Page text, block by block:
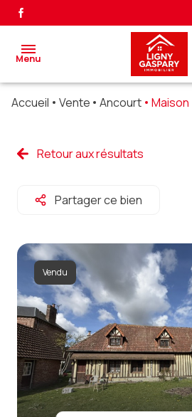
Menu
ventes
vendus
partenaires
e-mail
contact
Accueil Vente Ancourt Maison
Retour aux résultats
Partager ce bien
Vendu